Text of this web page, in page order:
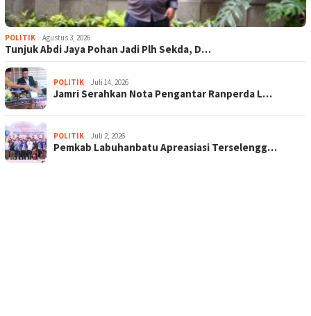
POLITIK Agustus 3, 2026
Tunjuk Abdi Jaya Pohan Jadi Plh Sekda, D…
POLITIK Juli 14, 2026
Jamri Serahkan Nota Pengantar Ranperda L…
POLITIK Juli 2, 2026
Pemkab Labuhanbatu Apreasiasi Terselengg…